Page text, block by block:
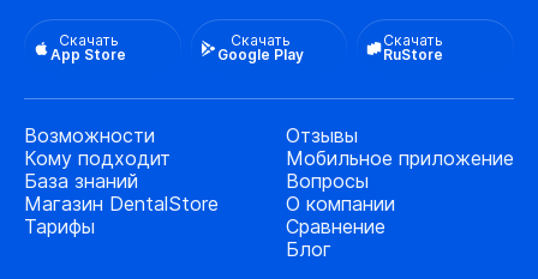
Скачать
App Store
Скачать
Google Play
Скачать
RuStore
Возможности
Кому подходит
База знаний
Магазин DentalStore
Тарифы
Отзывы
Мобильное приложение
Вопросы
О компании
Сравнение
Блог